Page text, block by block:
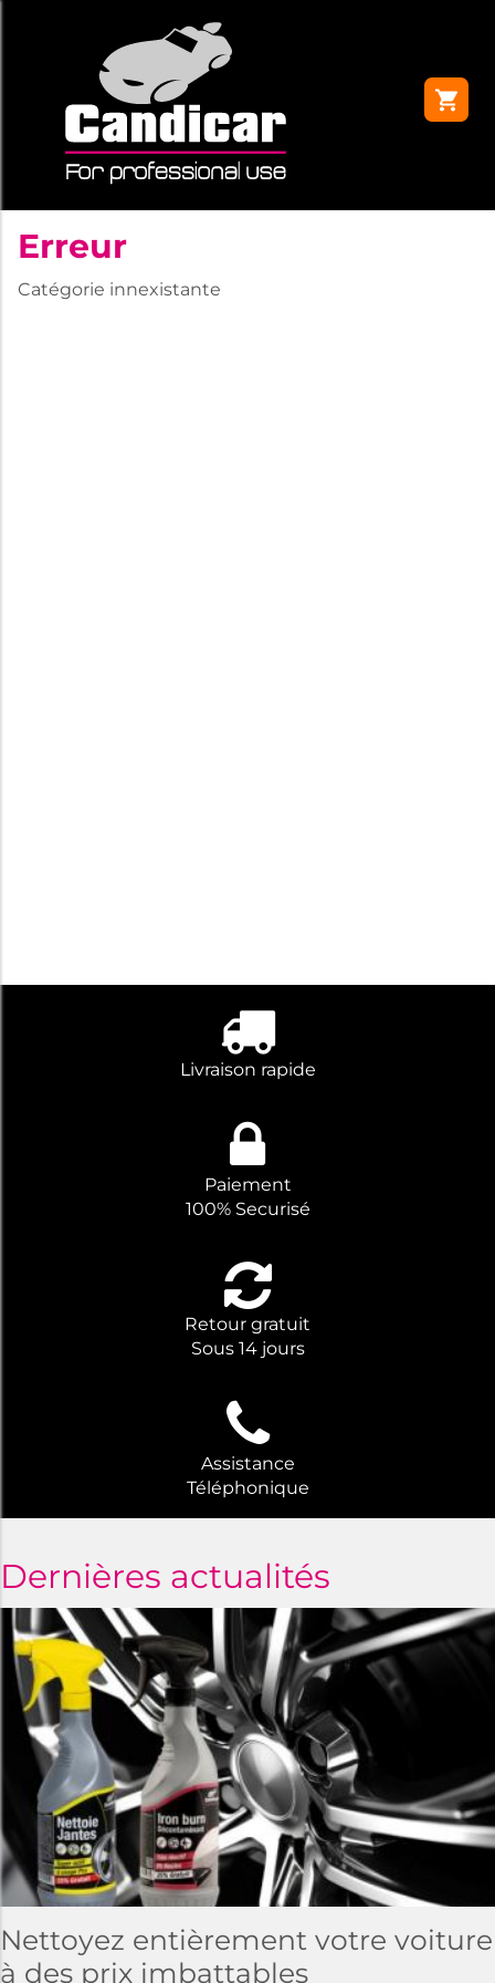
Erreur
Catégorie innexistante
Livraison rapide
Paiement
100% Securisé
Retour gratuit
Sous 14 jours
Assistance
Téléphonique
Dernières actualités
Nettoyez entièrement votre voiture
à des prix imbattables